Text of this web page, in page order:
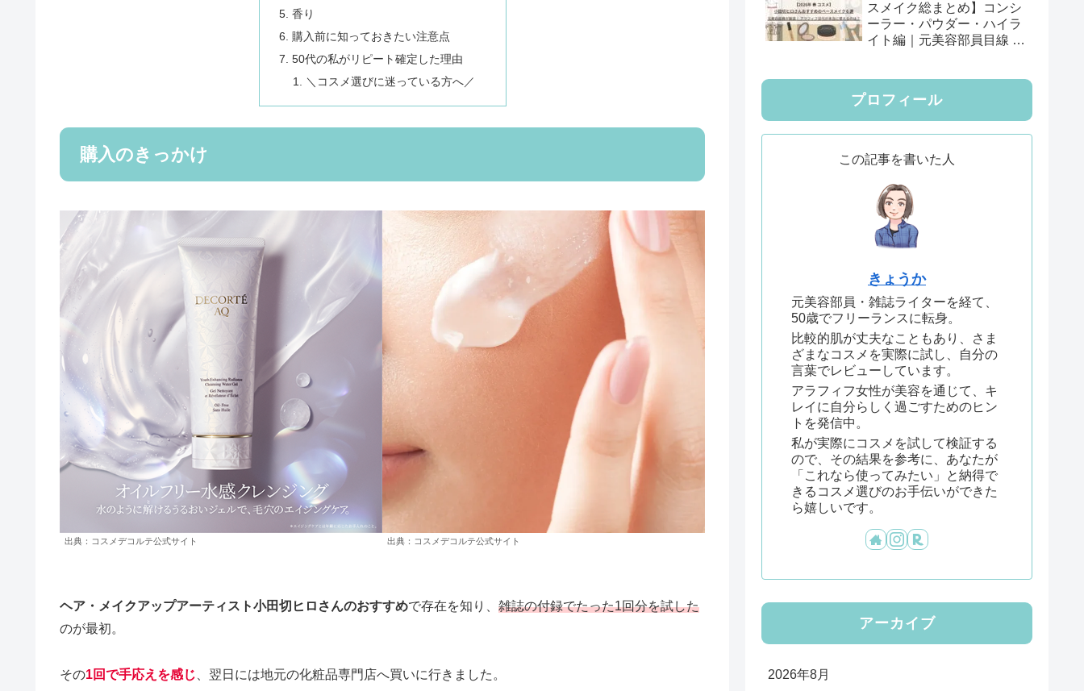
香り
購入前に知っておきたい注意点
50代の私がリピート確定した理由
＼コスメ選びに迷っている方へ／
購入のきっかけ
出典：コスメデコルテ公式サイト 出典：コスメデコルテ公式サイト
ヘア・メイクアップアーティスト小田切ヒロさんのおすすめで存在を知り、 雑誌の付録でたった1回分を試した
のが最初。
その1回で手応えを感じ 、翌日には地元の化粧品専門店へ買いに行きました。
スメイク総まとめ】コンシ
ーラー・パウダー・ハイラ
イト編｜元美容部員目線 ア
プロフィール
この記事を書いた人
きょうか
元美容部員・雑誌ライターを経て、
50歳でフリーランスに転身。
比較的肌が丈夫なこともあり、さま
ざまなコスメを実際に試し、自分の
言葉でレビューしています。
アラフィフ女性が美容を通じて、キ
レイに自分らしく過ごすためのヒン
トを発信中。
私が実際にコスメを試して検証する
ので、その結果を参考に、あなたが
「これなら使ってみたい」と納得で
きるコスメ選びのお手伝いができた
ら嬉しいです。
アーカイブ
2026年8月